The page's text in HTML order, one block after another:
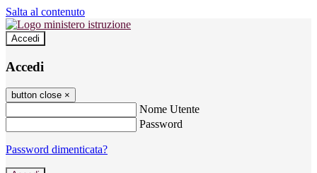
Salta al contenuto
Accedi
Accedi
button close ×
Nome Utente
Password
Password dimenticata?